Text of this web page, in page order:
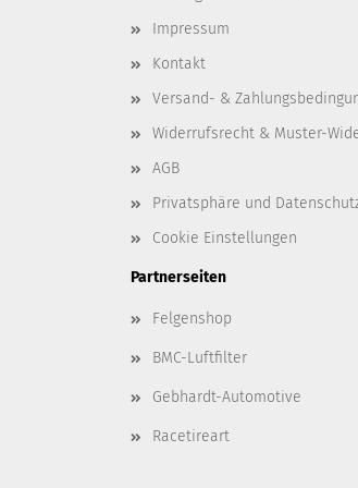
Impressum
Kontakt
Versand- &
Widerrufsrecht & Muster-
AGB
Privatsphäre und
Cookie Einstellungen
Partnerseiten
Felgenshop
BMC-Luftfilter
Gebhardt-Automotive
Racetireart